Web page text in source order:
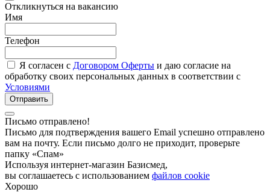
Откликнуться на вакансию
Имя
Телефон
Я согласен с Договором Оферты и даю согласие на
обработку своих персональных данных в соответствии с
Условиями
Отправить
Письмо отправлено!
Письмо для подтверждения вашего Email успешно отправлено
вам на почту. Если письмо долго не приходит, проверьте
папку «Спам»
Используя интернет-магазин Базисмед,
вы соглашаетесь с использованием файлов cookie
Хорошо